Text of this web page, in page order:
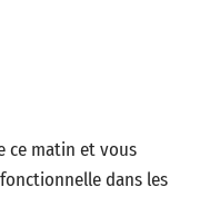
ce matin et vous
dans les